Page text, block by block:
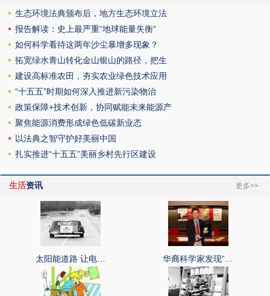
生态环境法典颁布后，地方生态环境立法
报告解读：史上最严重“地球能量失衡”
如何科学看待这两年沙尘暴增多现象？
拓宽绿水青山转化金山银山的路径，把生
建设高标准农田，夯实农业绿色技术应用
“十五五”时期如何深入推进新污染物治
政策保障+技术创新，协同赋能未来能源产
聚焦能源消费形成绿色低碳新业态
以法典之智守护好美丽中国
扎实推进“十五五”美丽乡村先行区建设
生活资讯 更多>>
太阳能道路 让电… 华裔科学家发现“…